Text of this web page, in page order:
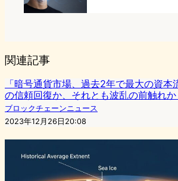
関連記事
「暗号通貨市場、過去2年で最大の資本
の信頼回復か、それとも波乱の前触れか
ブロックチェーンニュース
2023年12月26日20:08